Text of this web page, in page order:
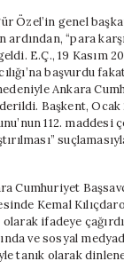
Özel’in genel
ardından, “para
E.Ç., 19 Kasım
başvurdu
Ankara
Başkent, Ocak
112. maddesi
Cumhuriyet
Kemal
ifadeye
ve sosyal
tanık olarak